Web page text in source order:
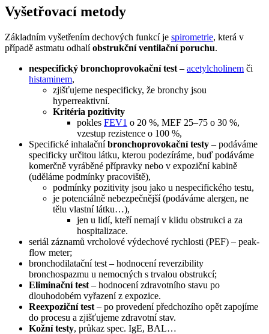
Vyšetřovací metody
Základním vyšetřením dechových funkcí je spirometrie, která v
případě astmatu odhalíobstrukční ventilační poruchu.
nespecifický bronchoprovokační test – acetylcholinem či
histaminem,
zjišťujeme nespecificky, že bronchy jsou
hyperreaktivní.
Kritéria pozitivity
pokles FEV1 o 20 %, MEF 25–75 o 30 %,
vzestup rezistence o 100 %,
Specifické inhalačníbronchoprovokační testy – podáváme
specificky určitou látku, kterou podezíráme, buď podáváme
komerčně vyráběné přípravky nebo v expoziční kabině
(uděláme podmínky pracoviště),
podmínky pozitivity jsou jako u nespecifického testu,
je potenciálně nebezpečnější (podáváme alergen, ne
tělu vlastní látku…),
jen u lidí, kteří nemají v klidu obstrukci a za
hospitalizace.
seriál záznamů vrcholové výdechové rychlosti (PEF) – peak-
flow meter;
bronchodilatační test – hodnocení reverzibility
bronchospazmu u nemocných s trvalou obstrukcí;
Eliminační test – hodnocení zdravotního stavu po
dlouhodobém vyřazení z expozice.
Reexpoziční test – po provedení předchozího opět zapojíme
do procesu a zjišťujeme zdravotní stav.
Kožní testy, průkaz spec. IgE, BAL…